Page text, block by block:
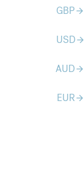
GBParrow_forward
USDarrow_forward
AUDarrow_forward
EURarrow_forward